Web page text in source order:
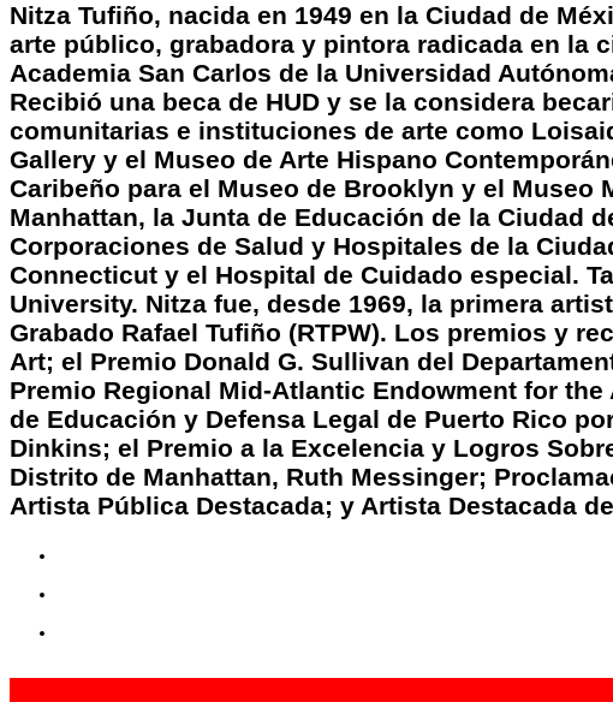
Nitza Tufiño, nacida en 1949 en la Ciudad de
arte público, grabadora y pintora radicada en la
Academia San Carlos de la Universidad
Recibió una beca de HUD y se la considera
comunitarias e instituciones de arte como
Gallery y el Museo de Arte Hispano
Caribeño para el Museo de Brooklyn y el
Manhattan, la Junta de Educación de la Ciudad
Corporaciones de Salud y Hospitales de la
Connecticut y el Hospital de Cuidado especial.
University. Nitza fue, desde 1969, la primera
Grabado Rafael Tufiño (RTPW). Los premios y
Art; el Premio Donald G. Sullivan del
Premio Regional Mid-Atlantic Endowment for
de Educación y Defensa Legal de Puerto Rico
Dinkins; el Premio a la Excelencia y Logros
Distrito de Manhattan, Ruth Messinger;
Artista Pública Destacada; y Artista Destacada